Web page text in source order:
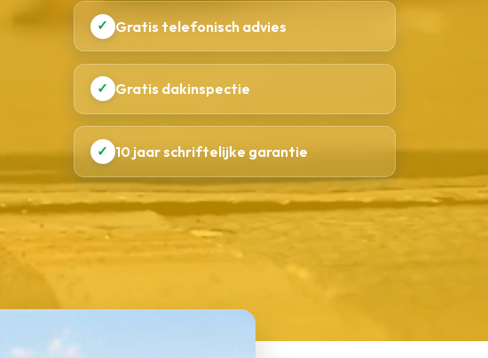
✓ Gratis telefonisch advies
✓ Gratis dakinspectie
✓ 10 jaar schriftelijke garantie